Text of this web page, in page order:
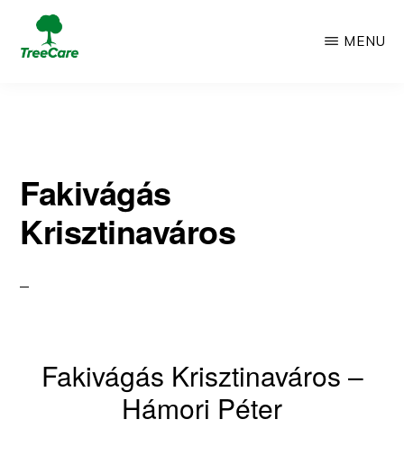
Skip
WordPress
oldal
MENU
Fakivágás
Krisztinaváros
Fakivágás Krisztinaváros –
Hámori Péter